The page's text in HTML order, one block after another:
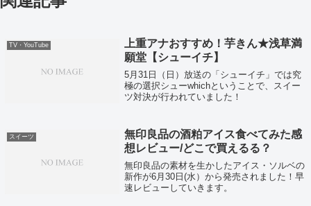
TV・YouTube
上重アナおすすめ！芋きん★浅草満
願堂【シューイチ】
5月31日（日）放送の「シューイチ」では究
極の選択シューwhichということで、スイー
ツ対決が行われていました！
スイーツ
無印良品の酒粕アイス食べてみた感
想レビュー/どこで買えるる？
無印良品の素材を生かしたアイス・ソルベの
新作が6月30日(水）から発売されました！早
速レビューしていきます。